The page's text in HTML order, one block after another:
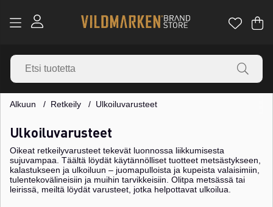
.
Alkuun Retkeily Ulkoiluvarusteet
Ulkoiluvarusteet
Oikeat retkeilyvarusteet tekevät luonnossa liikkumisesta
sujuvampaa. Täältä löydät käytännölliset tuotteet metsästykseen,
kalastukseen ja ulkoiluun – juomapulloista ja kupeista valaisimiin,
tulentekovälineisiin ja muihin tarvikkeisiin. Olitpa metsässä tai
leirissä, meiltä löydät varusteet, jotka helpottavat ulkoilua.